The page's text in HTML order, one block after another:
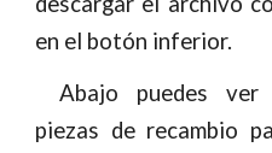
en el botón inferior.
Abajo puedes ver
piezas de recambio